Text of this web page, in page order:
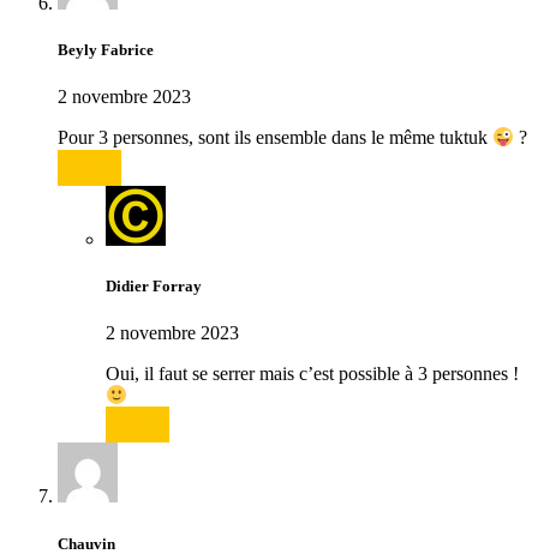
Beyly Fabrice
2 novembre 2023
Pour 3 personnes, sont ils ensemble dans le même tuktuk ?
Didier Forray
2 novembre 2023
Oui, il faut se serrer mais c’est possible à 3 personnes !
Chauvin